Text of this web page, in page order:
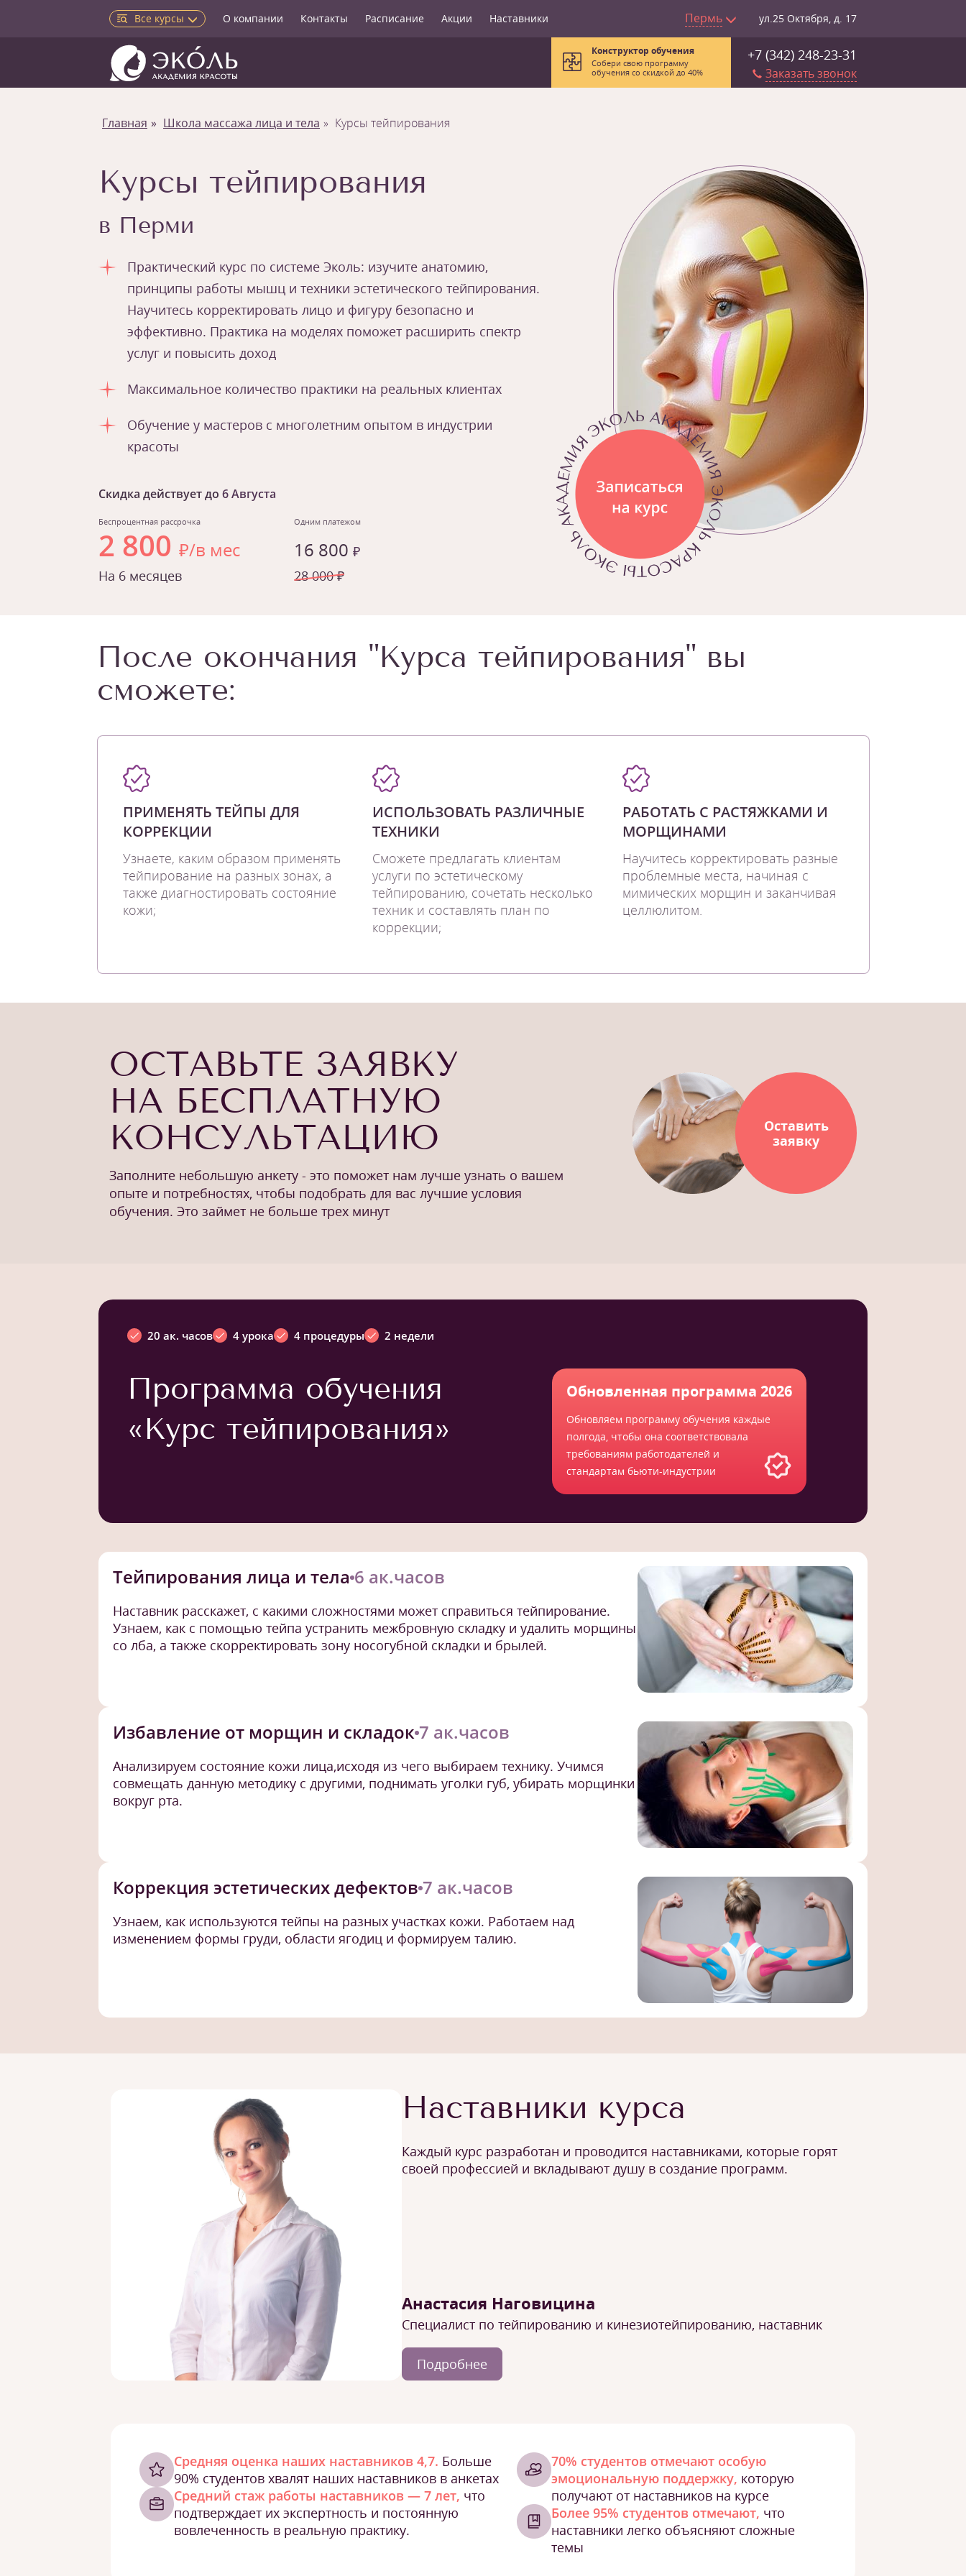
Все курсы О компании Контакты Расписание Акции Наставники Пермь ул.25 Октября, д. 17
+7 (342) 248-23-31
Заказать звонок
Конструктор обучения
Собери свою программу
обучения со скидкой до 40%
Главная Школа массажа лица и тела Курсы тейпирования
Курсы тейпирования
в Перми
Практический курс по системе Эколь: изучите анатомию,
принципы работы мышц и техники эстетического тейпирования.
Научитесь корректировать лицо и фигуру безопасно и
эффективно. Практика на моделях поможет расширить спектр
услуг и повысить доход
Максимальное количество практики на реальных клиентах
Обучение у мастеров с многолетним опытом в индустрии
красоты
Скидка действует до 6 Августа
Беспроцентная рассрочка
2 800 ₽/в мес
На 6 месяцев
Одним платежом
16 800 ₽
28 000 ₽
После окончания "Курса тейпирования" вы
сможете:
ПРИМЕНЯТЬ ТЕЙПЫ ДЛЯ
КОРРЕКЦИИ
Узнаете, каким образом применять
тейпирование на разных зонах, а
также диагностировать состояние
кожи;
ИСПОЛЬЗОВАТЬ РАЗЛИЧНЫЕ
ТЕХНИКИ
Сможете предлагать клиентам
услуги по эстетическому
тейпированию, сочетать несколько
техник и составлять план по
коррекции;
РАБОТАТЬ С РАСТЯЖКАМИ И
МОРЩИНАМИ
Научитесь корректировать разные
проблемные места, начиная с
мимических морщин и заканчивая
целлюлитом.
ОСТАВЬТЕ ЗАЯВКУ
НА БЕСПЛАТНУЮ
КОНСУЛЬТАЦИЮ
Заполните небольшую анкету - это поможет нам лучше узнать о вашем
опыте и потребностях, чтобы подобрать для вас лучшие условия
обучения. Это займет не больше трех минут
Оставить
заявку
20 ак. часов 4 урока 4 процедуры 2 недели
Программа обучения
«Курс тейпирования»
Обновленная программа 2026
Обновляем программу обучения каждые
полгода, чтобы она соответствовала
требованиям работодателей и
стандартам бьюти-индустрии
Тейпирования лица и тела 6 ак.часов
Наставник расскажет, с какими сложностями может справиться тейпирование.
Узнаем, как с помощью тейпа устранить межбровную складку и удалить морщины
со лба, а также скорректировать зону носогубной складки и брылей.
Избавление от морщин и складок 7 ак.часов
Анализируем состояние кожи лица,исходя из чего выбираем технику. Учимся
совмещать данную методику с другими, поднимать уголки губ, убирать морщинки
вокруг рта.
Коррекция эстетических дефектов 7 ак.часов
Узнаем, как используются тейпы на разных участках кожи. Работаем над
изменением формы груди, области ягодиц и формируем талию.
Наставники курса
Каждый курс разработан и проводится наставниками, которые горят
своей профессией и вкладывают душу в создание программ.
Анастасия Наговицина
Специалист по тейпированию и кинезиотейпированию, наставник
Подробнее
Cредняя оценка наших наставников 4,7. Больше
90% студентов хвалят наших наставников в анкетах
Средний стаж работы наставников — 7 лет, что
подтверждает их экспертность и постоянную
вовлеченность в реальную практику.
70% студентов отмечают особую
эмоциональную поддержку, которую
получают от наставников на курсе
Более 95% студентов отмечают, что
наставники легко объясняют сложные
темы